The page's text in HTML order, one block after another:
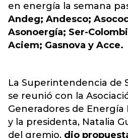
en energía la semana
Andeg; Andesco;
Asonoergía; Ser-
Aciem; Gasnova y Acce.
La Superintendencia de
se reunió con la
Generadores de
y la presidenta, Natalia
del gremio, dio